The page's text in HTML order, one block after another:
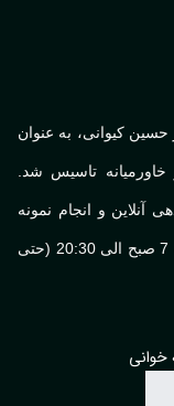
حسین کیوانی، به عنوان
تاسیس شد.
و انجام نمونه
گیری در آزمایشگاه و منزل همه روزه از ساعت 7 صبح الی 20:30 (حتی